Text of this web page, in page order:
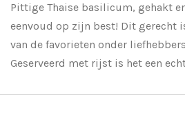
Pittige Thaise basilicum, gehakt
eenvoud op zijn best! Dit gerecht
van de favorieten onder
Geserveerd met rijst is het een